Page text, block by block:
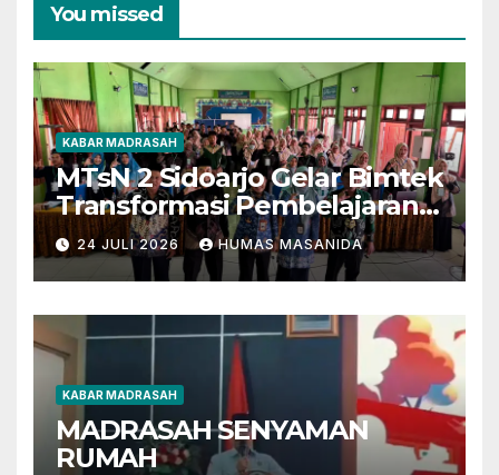
You missed
KABAR MADRASAH
MTsN 2 Sidoarjo Gelar Bimtek
Transformasi Pembelajaran
Berbasis AI dan Deep
Learning
24 JULI 2026 HUMAS MASANIDA
KABAR MADRASAH
MADRASAH SENYAMAN
RUMAH